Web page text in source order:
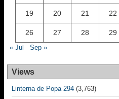
19 20 21 22
26 27 28 29
« Jul Sep »
Views
Linterna de Popa 294 (3,763)